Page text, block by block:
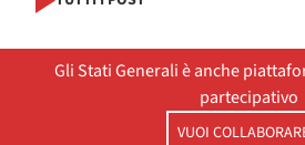
Gli Stati Generali è anche
partecipativo
VUOI